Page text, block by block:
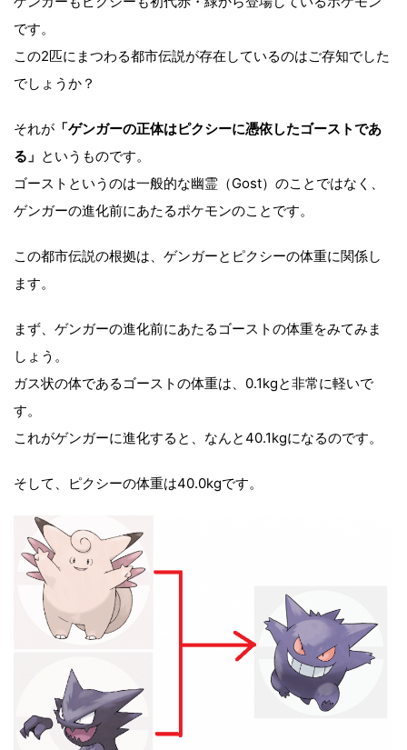
です。
この2匹にまつわる都市伝説が存在しているのはご存知でした
でしょうか？
それが 「ゲンガーの正体はピクシーに憑依したゴーストであ
る」 というものです。
ゴーストというのは一般的な幽霊（Gost）のことではなく、
ゲンガーの進化前にあたるポケモンのことです。
この都市伝説の根拠は、ゲンガーとピクシーの体重に関係し
ます。
まず、ゲンガーの進化前にあたるゴーストの体重をみてみま
しょう。
ガス状の体であるゴーストの体重は、0.1kgと非常に軽いで
す。
これがゲンガーに進化すると、なんと40.1kgになるのです。
そして、ピクシーの体重は40.0kgです。